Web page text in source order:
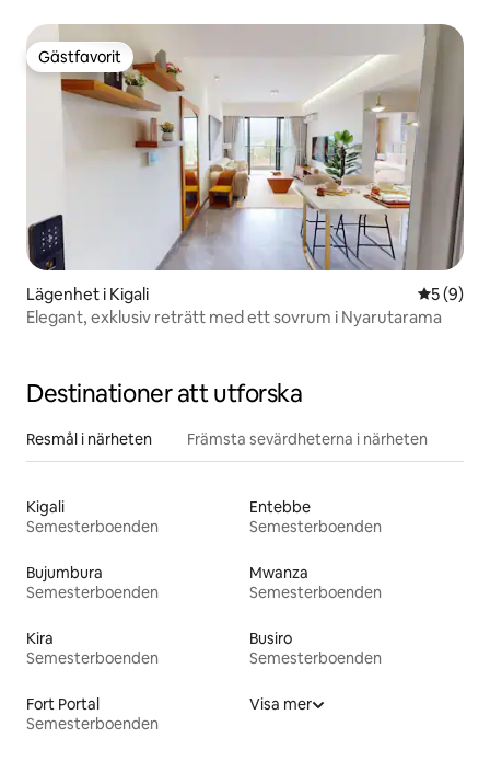
Gästfavorit
Gästfavorit
Lägenhet i Kigali 5 av 5 i
5 (9)
Elegant, exklusiv reträtt med ett sovrum i Nyarutarama
Destinationer att utforska
Resmål i närheten Främsta sevärdheterna i närheten
Kigali
Semesterboenden
Entebbe
Semesterboenden
Bujumbura
Semesterboenden
Mwanza
Semesterboenden
Kira
Semesterboenden
Busiro
Semesterboenden
Fort Portal
Semesterboenden
Visa mer